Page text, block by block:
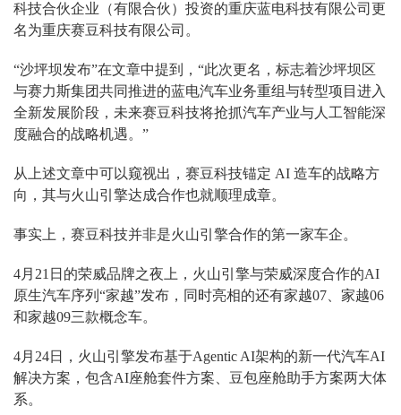
科技合伙企业（有限合伙）投资的重庆蓝电科技有限公司更
名为重庆赛豆科技有限公司。
“沙坪坝发布”在文章中提到，“此次更名，标志着沙坪坝区
与赛力斯集团共同推进的蓝电汽车业务重组与转型项目进入
全新发展阶段，未来赛豆科技将抢抓汽车产业与人工智能深
度融合的战略机遇。”
从上述文章中可以窥视出，赛豆科技锚定 AI 造车的战略方
向，其与火山引擎达成合作也就顺理成章。
事实上，赛豆科技并非是火山引擎合作的第一家车企。
4月21日的荣威品牌之夜上，火山引擎与荣威深度合作的AI
原生汽车序列“家越”发布，同时亮相的还有家越07、家越06
和家越09三款概念车。
4月24日，火山引擎发布基于Agentic AI架构的新一代汽车AI
解决方案，包含AI座舱套件方案、豆包座舱助手方案两大体
系。